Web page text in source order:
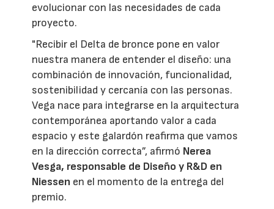
evolucionar con las necesidades de cada
proyecto.
"Recibir el Delta de bronce pone en valor
nuestra manera de entender el diseño: una
combinación de innovación, funcionalidad,
sostenibilidad y cercanía con las personas.
Vega nace para integrarse en la arquitectura
contemporánea aportando valor a cada
espacio y este galardón reafirma que vamos
en la dirección correcta”, afirmó Nerea
Vesga, responsable de Diseño y R&D en
Niessen en el momento de la entrega del
premio.